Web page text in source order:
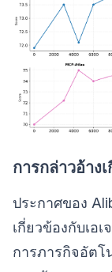
การกล่าวอ้าง
ประกาศของ
เกี่ยวข้องกับเอ
การภารกิจอัตโ